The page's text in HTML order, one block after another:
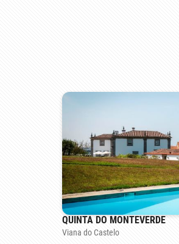
QUINTA DO MONTEVERDE
Viana do Castelo